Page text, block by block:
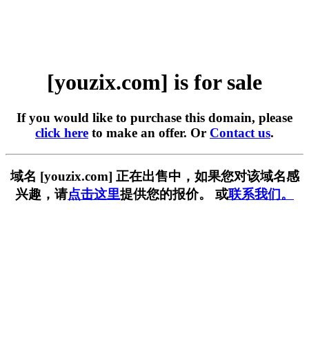
[youzix.com] is for sale
If you would like to purchase this domain, please
click here to make an offer. Or Contact us.
域名 [youzix.com] 正在出售中，如果您对该域名感
兴趣，请点击这里提供您的报价。 或联系我们。